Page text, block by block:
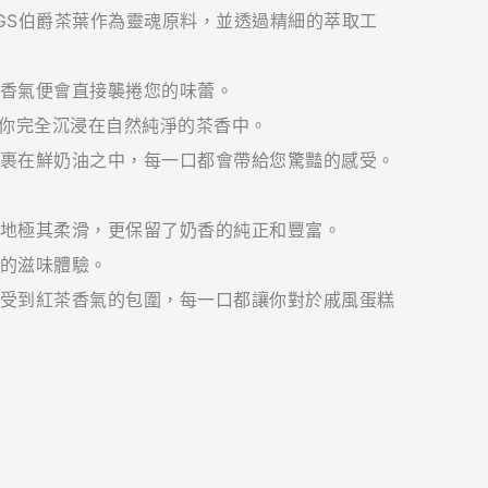
伯爵茶葉作為靈魂原料，並透過精細的萃取工
氣便會直接襲捲您的味蕾。
完全沉浸在自然純淨的茶香中。
在鮮奶油之中，每一口都會帶給您驚豔的感受。
極其柔滑，更保留了奶香的純正和豐富。
滋味體驗。
到紅茶香氣的包圍，每一口都讓你對於戚風蛋糕